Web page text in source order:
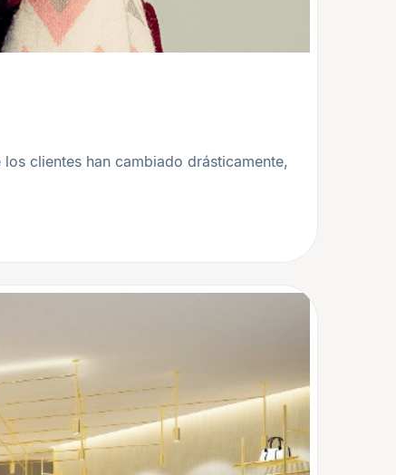
clientes han cambiado drásticamente,